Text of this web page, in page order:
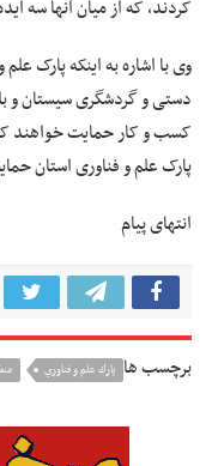
کردند، که از میان آنها سه
وی با اشاره به اینکه پارک
دستی و گردشگری سیستان و
کسب و کار حمایت خواهند
پارک علم و فناوری استان
انتهای پیام
برچسب ها پارك علم و فناوري